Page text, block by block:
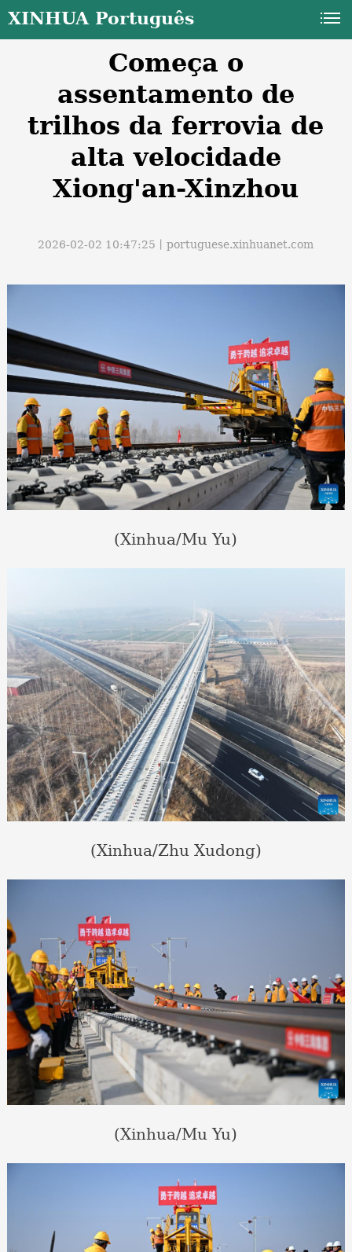
XINHUA Português
Começa o
assentamento de
trilhos da ferrovia de
alta velocidade
Xiong'an-Xinzhou
2026-02-02 10:47:25丨portuguese.xinhuanet.com
(Xinhua/Mu Yu)
(Xinhua/Zhu Xudong)
(Xinhua/Mu Yu)